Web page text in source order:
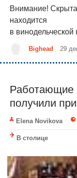
Внимание!
находится
в
Bighead 29
Работающие
получили
Elena Novikova
В столице